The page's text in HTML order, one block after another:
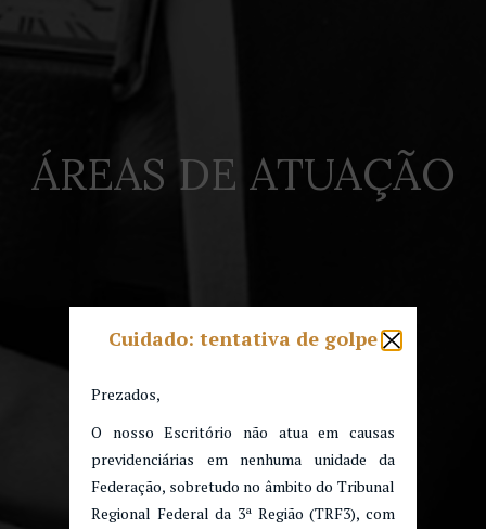
ÁREAS DE ATUAÇÃO
Cuidado: tentativa de golpe
Prezados,
O nosso Escritório não atua em causas
previdenciárias em nenhuma unidade da
Federação, sobretudo no âmbito do Tribunal
Regional Federal da 3ª Região (TRF3), com